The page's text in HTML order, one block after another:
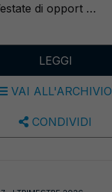
di opport …
LEGGI
VAI ALL'ARCHIVIO
CONDIVIDI